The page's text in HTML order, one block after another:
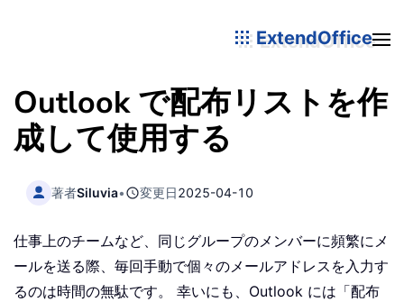
ExtendOffice
Outlook で配布リストを作
成して使用する
著者Siluvia• 変更日2025-04-10
仕事上のチームなど、同じグループのメンバーに頻繁にメ
ールを送る際、毎回手動で個々のメールアドレスを入力す
るのは時間の無駄です。 幸いにも、Outlook には「配布